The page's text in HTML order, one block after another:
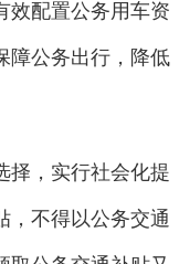
效配置公务用车资
障公务出行，降低
，实行社会化提
，不得以公务交通